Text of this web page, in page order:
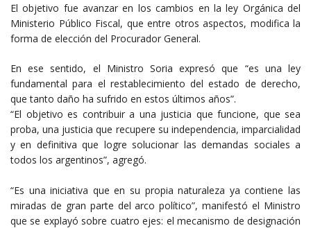
El objetivo fue avanzar en los cambios en la ley Orgánica del
Ministerio Público Fiscal, que entre otros aspectos, modifica la
forma de elección del Procurador General.
En ese sentido, el Ministro Soria expresó que “es una ley
fundamental para el restablecimiento del estado de derecho,
que tanto daño ha sufrido en estos últimos años”.
“El objetivo es contribuir a una justicia que funcione, que sea
proba, una justicia que recupere su independencia, imparcialidad
y en definitiva que logre solucionar las demandas sociales a
todos los argentinos”, agregó.
“Es una iniciativa que en su propia naturaleza ya contiene las
miradas de gran parte del arco político”, manifestó el Ministro
que se explayó sobre cuatro ejes: el mecanismo de designación